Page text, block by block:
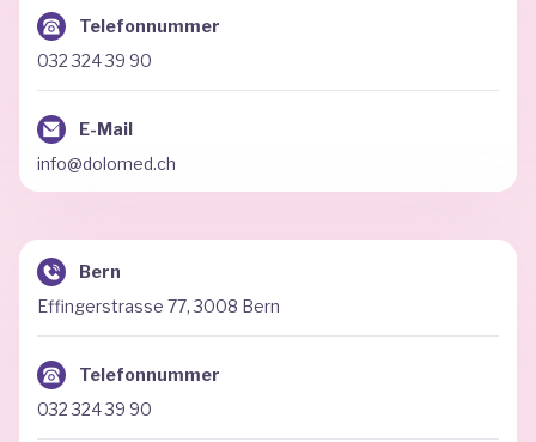
Telefonnummer
032 324 39 90
E-Mail
info@dolomed.ch
Bern
Effingerstrasse 77, 3008 Bern
Telefonnummer
032 324 39 90